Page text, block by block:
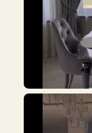
Проекты,
особым
деталям